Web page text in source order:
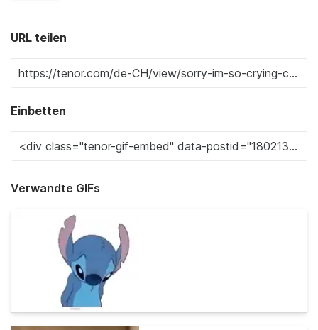
URL teilen
Einbetten
Verwandte GIFs